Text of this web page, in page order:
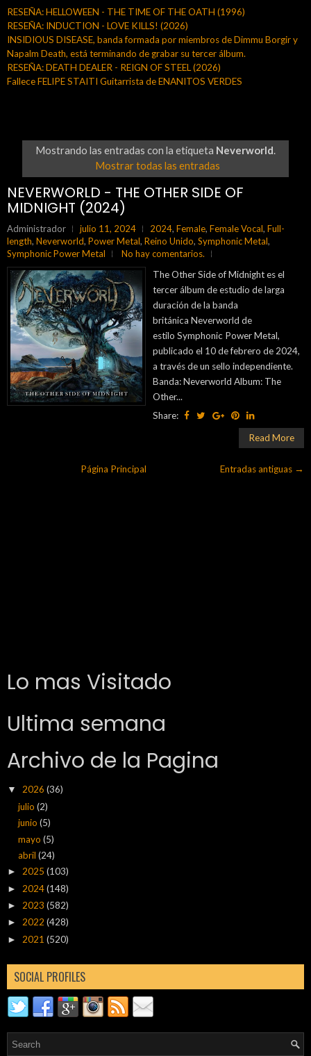
RESEÑA: HELLOWEEN - THE TIME OF THE OATH (1996)
RESEÑA: INDUCTION - LOVE KILLS! (2026)
INSIDIOUS DISEASE, banda formada por miembros de Dimmu Borgir y
Napalm Death, está terminando de grabar su tercer álbum.
RESEÑA: DEATH DEALER - REIGN OF STEEL (2026)
Fallece FELIPE STAITI Guitarrista de ENANITOS VERDES
Mostrando las entradas con la etiqueta Neverworld.
Mostrar todas las entradas
NEVERWORLD - THE OTHER SIDE OF
MIDNIGHT (2024)
Administrador julio 11, 2024 2024, Female, Female Vocal, Full-
length, Neverworld, Power Metal, Reino Unido, Symphonic Metal,
Symphonic Power Metal
No hay comentarios.
The Other Side of Midnight es el
tercer álbum de estudio de larga
duración de la banda
británica Neverworld de
estilo Symphonic Power Metal,
publicado el 10 de febrero de 2024,
a través de un sello independiente.
Banda: Neverworld Album: The
Other...
Share:
Read More
Entradas antiguas →
Página Principal
Lo mas Visitado
Ultima semana
Archivo de la Pagina
▼ 2026 (36)
julio(2)
junio(5)
mayo(5)
abril(24)
► 2025 (103)
► 2024(148)
► 2023 (582)
► 2022 (428)
► 2021 (520)
SOCIAL PROFILES